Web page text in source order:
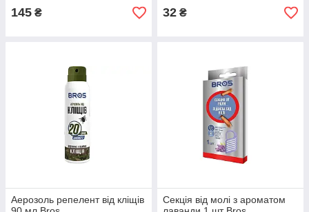
145 ₴ 32 ₴
Аерозоль репелент від кліщів
Секція від молі з ароматом